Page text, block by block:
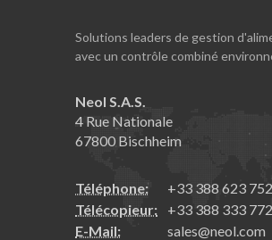
Solutions leaders de gestion
avec un contrôle combiné
Neol S.A.S.
4 Rue Nationale
67800 Bischheim
Téléphone:
+33 388 623 752
Télécopieur:
+33 388 333 772
E-Mail:
sales@neol.com